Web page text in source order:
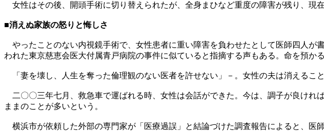
女性はその後、開頭手術に切り替えられたが、全身まひなど重度の障害が残り、現
■消えぬ家族の怒りと悔しさ
やったことのない内視鏡手術で、女性患者に重い障害を負わせたとして医師四人が
われた東京慈恵会医大付属青戸病院の事件に似ていると指摘する声もある。命を預
「妻を壊し、人生を奪った倫理観のない医者を許せない」－。女性の夫は消えるこ
二〇〇三年七月、救急車で運ばれる時、女性は会話ができた。今は、調子が良けれ
ままのことが多いという。
横浜市が依頼した外部の専門家が「医療過誤」と結論づけた調査報告によると、医